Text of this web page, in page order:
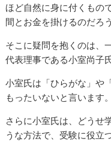
ほど自然に身に付くもの
間とお金を掛けるのだろう
そこに疑問を抱くのは、
代表理事である小室尚子氏
小室氏は「ひらがな」や
もったいないと言います。
さらに小室氏は、どうせ
うな方法で、受験に役立